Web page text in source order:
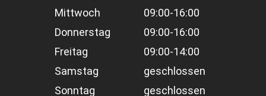
Mittwoch
09:00-16:00
Donnerstag
09:00-16:00
Freitag
09:00-14:00
Samstag
geschlossen
Sonntag
geschlossen